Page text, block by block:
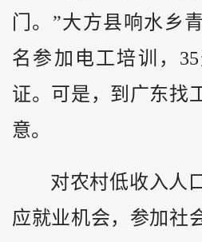
门。”大方县响水乡
名参加电工培训，
证。可是，到广东找
意。
对农村低收入人
应就业机会，参加社